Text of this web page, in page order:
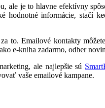
ale je to hlavne efektívny
hodnotné informácie, stačí
to. Emailové kontakty
e-kniha zadarmo, odber
ale najlepšie sú
vaše emailové kampane.